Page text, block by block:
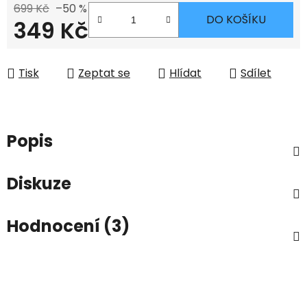
699 Kč –50 %
349 Kč DO KOŠÍKU
Tisk Zeptat se Hlídat Sdílet
Popis
Diskuze
Hodnocení (3)